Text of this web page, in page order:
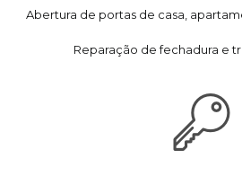
Abertura de portas de casa,
Reparação de fechadura e